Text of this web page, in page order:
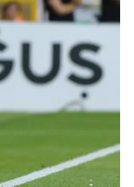
amaçlarıyla
kullanılacaktır.
yer alan panel
ilişkin detaylı bilgi
Çerez Bilgilendirme
Kanunu uyarınca
okumak ve sitemizde
çerezlerle ilgili bilgi